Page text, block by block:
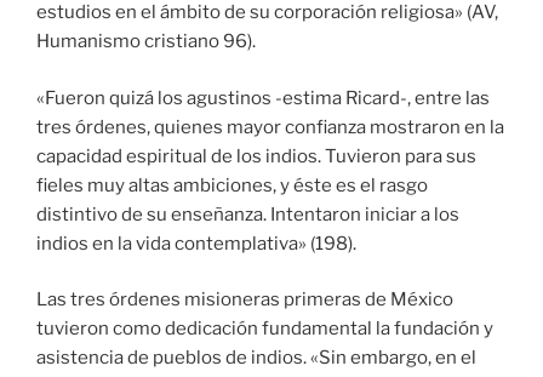
estudios en el ámbito de su corporación religiosa» (AV,
Humanismo cristiano 96).
«Fueron quizá los agustinos -estima Ricard-, entre las
tres órdenes, quienes mayor confianza mostraron en la
capacidad espiritual de los indios. Tuvieron para sus
fieles muy altas ambiciones, y éste es el rasgo
distintivo de su enseñanza. Intentaron iniciar a los
indios en la vida contemplativa» (198).
Las tres órdenes misioneras primeras de México
tuvieron como dedicación fundamental la fundación y
asistencia de pueblos de indios. «Sin embargo, en el